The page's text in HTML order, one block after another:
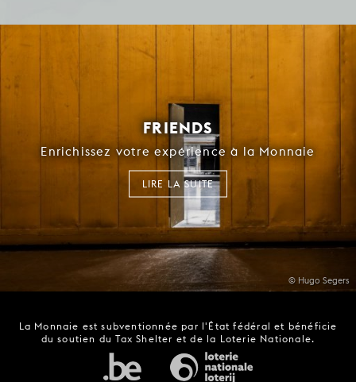
© Hugo Segers
FRIENDS
Enrichissez votre expérience à la Monnaie
LIRE LA SUITE
La Monnaie est subventionnée par l'État fédéral et bénéficie
du soutien du Tax Shelter et de la Loterie Nationale.